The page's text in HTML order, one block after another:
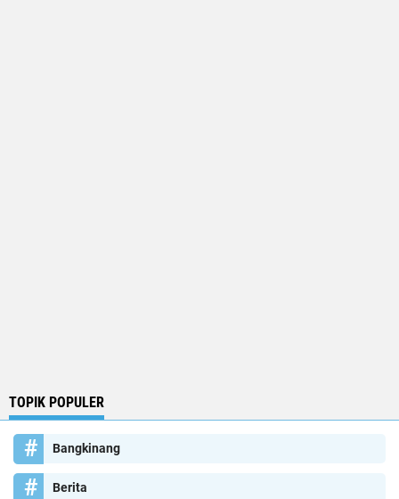
TOPIK POPULER
Bangkinang
Berita